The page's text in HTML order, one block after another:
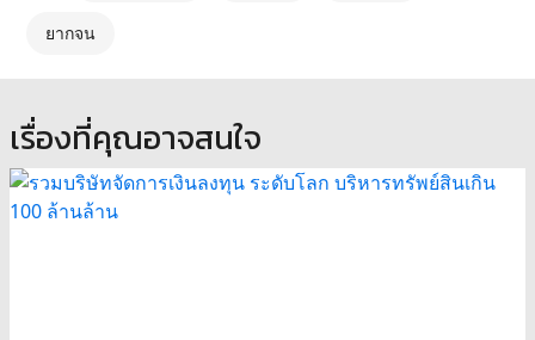
ยากจน
เรื่องที่คุณอาจสนใจ